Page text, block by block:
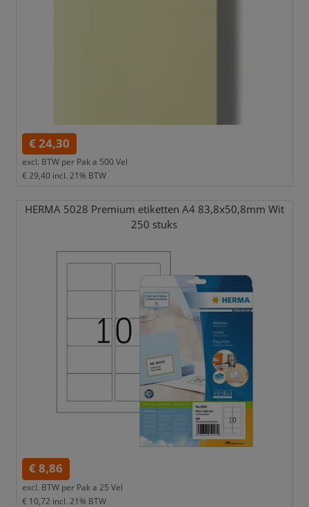
€ 24,30
excl. BTW per Pak a 500 Vel
€ 29,40 incl. 21% BTW
HERMA 5028 Premium etiketten A4 83,8x50,8mm Wit
250 stuks
€ 8,86
excl. BTW per Pak a 25 Vel
€ 10,72 incl. 21% BTW